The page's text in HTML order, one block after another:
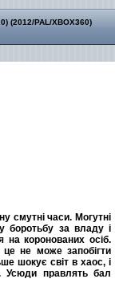
(2012/PAL/XBOX360)
смутні часи. Могутні
боротьбу за владу і
коронованих осіб.
це не може запобігти
шокує світ в хаос, і
Усюди правлять бал